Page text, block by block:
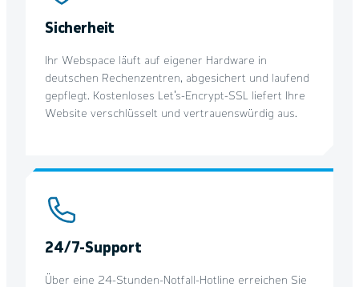
Sicherheit
Ihr Webspace läuft auf eigener Hardware in
deutschen Rechenzentren, abgesichert und laufend
gepflegt. Kostenloses Let's-Encrypt-SSL liefert Ihre
Website verschlüsselt und vertrauenswürdig aus.
24/7-Support
Über eine 24-Stunden-Notfall-Hotline erreichen Sie